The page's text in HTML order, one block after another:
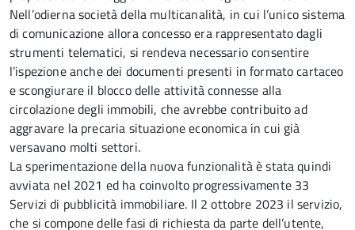
Nell’odierna società della multicanalità, in cui l’unico sistema
di comunicazione allora concesso era rappresentato dagli
strumenti telematici, si rendeva necessario consentire
l’ispezione anche dei documenti presenti in formato cartaceo
e scongiurare il blocco delle attività connesse alla
circolazione degli immobili, che avrebbe contribuito ad
aggravare la precaria situazione economica in cui già
versavano molti settori.
La sperimentazione della nuova funzionalità è stata quindi
avviata nel 2021 ed ha coinvolto progressivamente 33
Servizi di pubblicità immobiliare. Il 2 ottobre 2023 il servizio,
che si compone delle fasi di richiesta da parte dell’utente,